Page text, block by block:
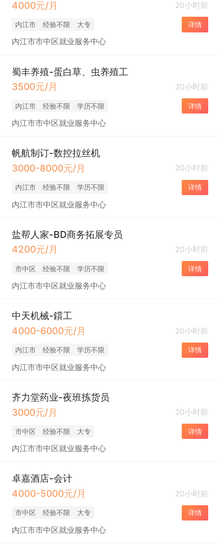
4000元/月 20小时前
内江市 经验不限 大专 详情
内江市市中区就业服务中心
蜀丰养殖-蛋白草、虫养殖工
3500元/月
20小时前
内江市 经验不限 学历不限 详情
内江市市中区就业服务中心
帆航制订-数控拉丝机
3000-8000元/月
20小时前
内江市 经验不限 学历不限 详情
内江市市中区就业服务中心
盐帮人家-BD商务拓展专员
4200元/月
20小时前
市中区 经验不限 学历不限 详情
内江市市中区就业服务中心
中天机械-鑜工
4000-6000元/月
20小时前
内江市 经验不限 学历不限 详情
内江市市中区就业服务中心
齐力堂药业-夜班拣货员
3000元/月
20小时前
市中区 经验不限 大专 详情
内江市市中区就业服务中心
卓嘉酒店-会计
4000-5000元/月
20小时前
市中区 经验不限 大专 详情
内江市市中区就业服务中心